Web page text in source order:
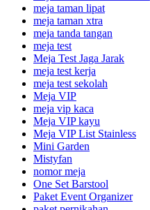
meja taman lipat
meja taman xtra
meja tanda tangan
meja test
Meja Test Jaga Jarak
meja test kerja
meja test sekolah
Meja VIP
meja vip kaca
Meja VIP kayu
Meja VIP List Stainless
Mini Garden
Mistyfan
nomor meja
One Set Barstool
Paket Event Organizer